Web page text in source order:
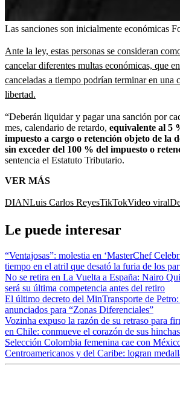
Las sanciones son inicialmente económicas
Ante la ley, estas personas se consideran
cancelar diferentes multas económicas, que
canceladas a tiempo podrían terminar en una
libertad.
“Deberán liquidar y pagar una sanción por
mes, calendario de retardo, equivalente al 5
impuesto a cargo o retención objeto de la
sin exceder del 100 % del impuesto o
sentencia el Estatuto Tributario.
VER MÁS
DIANLuis Carlos ReyesTikTokVideo viral
Le puede interesar
“Ventajosas”: molestia en ‘MasterChef
tiempo en el atril que desató la furia de los
No se retira en La Vuelta a España: Nairo
será su última competencia antes del retiro
El último decreto del MinTransporte de
anunciados para “Zonas Diferenciales”
Vozinha expuso la razón de su retraso para
en Chile: conmueve el corazón de sus hinchas
Selección Colombia femenina cae con
Centroamericanos y del Caribe: logran